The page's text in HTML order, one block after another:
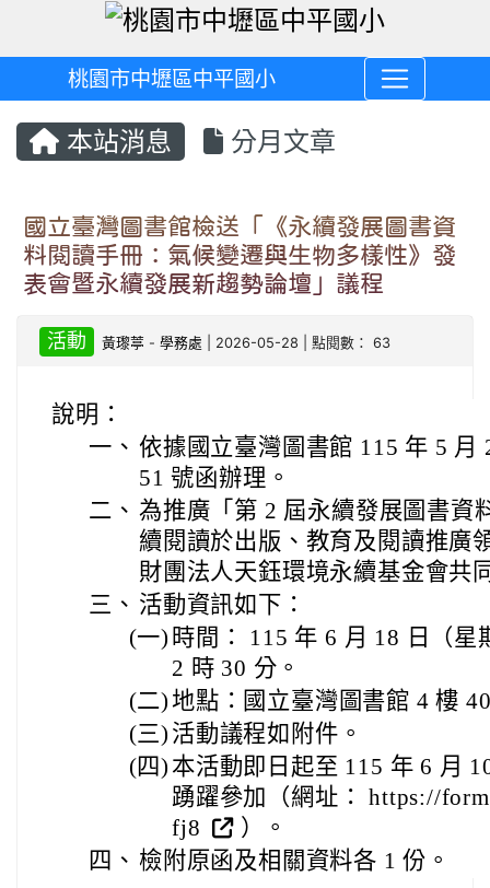
桃園市中壢區中平國小
本站消息 分月文章
國立臺灣圖書館檢送「《永續發展圖書資
料閱讀手冊：氣候變遷與生物多樣性》發
表會暨永續發展新趨勢論壇」議程
活動 黃瓈葶 -學務處 | 2026-05-28 | 點閱數： 63
說明：
一、 依據國立臺灣圖書館 115 年 5 月
51 號函辦理。
二、 為推廣「第 2 屆永續發展圖書資
續閱讀於出版、教育及閱讀推廣
財團法人天鈺環境永續基金會共
三、 活動資訊如下：
(一) 時間： 115 年 6 月 18 日（
2 時 30 分。
(二)地點：國立臺灣圖書館 4 樓
(三) 活動議程如附件。
(四) 本活動即日起至 115 年 6 月
踴躍參加（網址： https://
fj8
）。
四、 檢附原函及相關資料各 1 份。